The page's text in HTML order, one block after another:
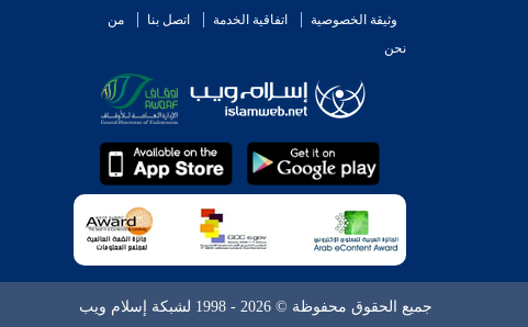
وثيقة الخصوصية اتفاقية الخدمة اتصل بنا
من
نحن
جميع الحقوق محفوظة © 2026 - 1998 لشبكة إسلام ويب